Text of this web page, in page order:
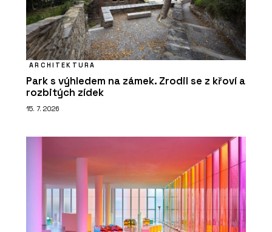
ARCHITEKTURA
Park s výhledem na zámek. Zrodil se z křoví a
rozbitých zídek
15. 7. 2026